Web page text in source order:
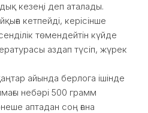
кезеңі деп аталады.
кетпейді, керісінше
төмендейтін күйде
аздап түсіп, жүрек
айында берлога ішінде
небәрі 500 грамм
аптадан соң ғана